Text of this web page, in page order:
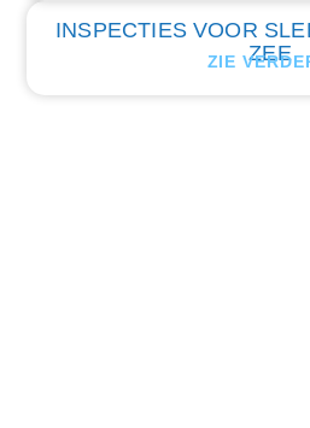
INSPECTIES VOOR
ZEE
ZIE